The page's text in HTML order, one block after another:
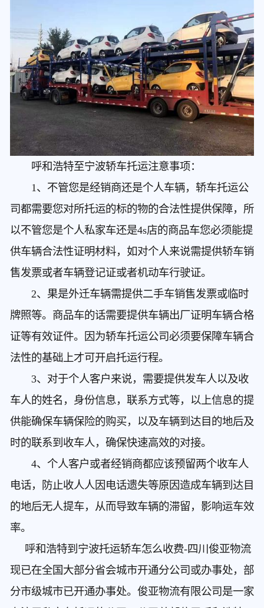
呼和浩特至宁波轿车托运注意事项：
1、不管您是经销商还是个人车辆，轿车托运公
司都需要您对所托运的标的物的合法性提供保障，所
以不管您是个人私家车还是4s店的商品车您必须能提
供车辆合法性证明材料，如对个人来说需提供轿车销
售发票或者车辆登记证或者机动车行驶证。
2、果是外迁车辆需提供二手车销售发票或临时
牌照等。商品车的话需要提供车辆出厂证明车辆合格
证等有效证件。因为轿车托运公司必须要保障车辆合
法性的基础上才可开启托运行程。
3、对于个人客户来说，需要提供发车人以及收
车人的姓名，身份信息，联系方式等，以上信息的提
供能确保车辆保险的购买，以及车辆到达目的地后及
时的联系到收车人，确保快速高效的对接。
4、个人客户或者经销商都应该预留两个收车人
电话，防止收人人因电话遗失等原因造成车辆到达目
的地后无人提车，从而导致车辆的滞留，影响运车效
率。
呼和浩特到宁波托运轿车怎么收费-四川俊亚物流
现已在全国大部分省会城市开通分公司或办事处，部
分市级城市已开通办事处。俊亚物流有限公司是一家